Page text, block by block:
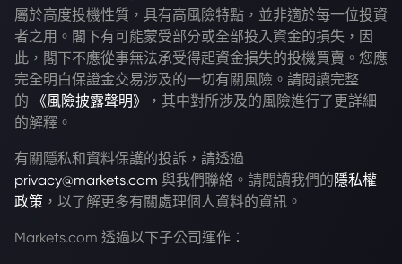
屬於高度投機性質，具有高風險特點，並非適於每一位投資
者之用。閣下有可能蒙受部分或全部投入資金的損失，因
此，閣下不應從事無法承受得起資金損失的投機買賣。您應
完全明白保證金交易涉及的一切有關風險。請閱讀完整
的
《風險披露聲明》
，其中對所涉及的風險進行了更詳細
的解釋。
有關隱私和資料保護的投訴，請透過
privacy@markets.com 與我們聯絡。請閱讀我們的 隱私權
政策 ，以了解更多有關處理個人資料的資訊。
Markets.com 透過以下子公司運作：